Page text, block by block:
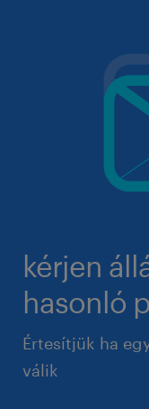
kérjen
hasonló
Értesítjük ha
válik